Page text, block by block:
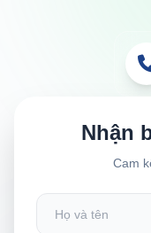
Nhận
Cam